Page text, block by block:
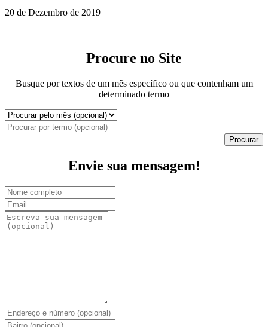
20 de Dezembro de 2019
Procure no Site
Busque por textos de um mês específico ou que contenham um
determinado termo
Procurar
Envie sua mensagem!